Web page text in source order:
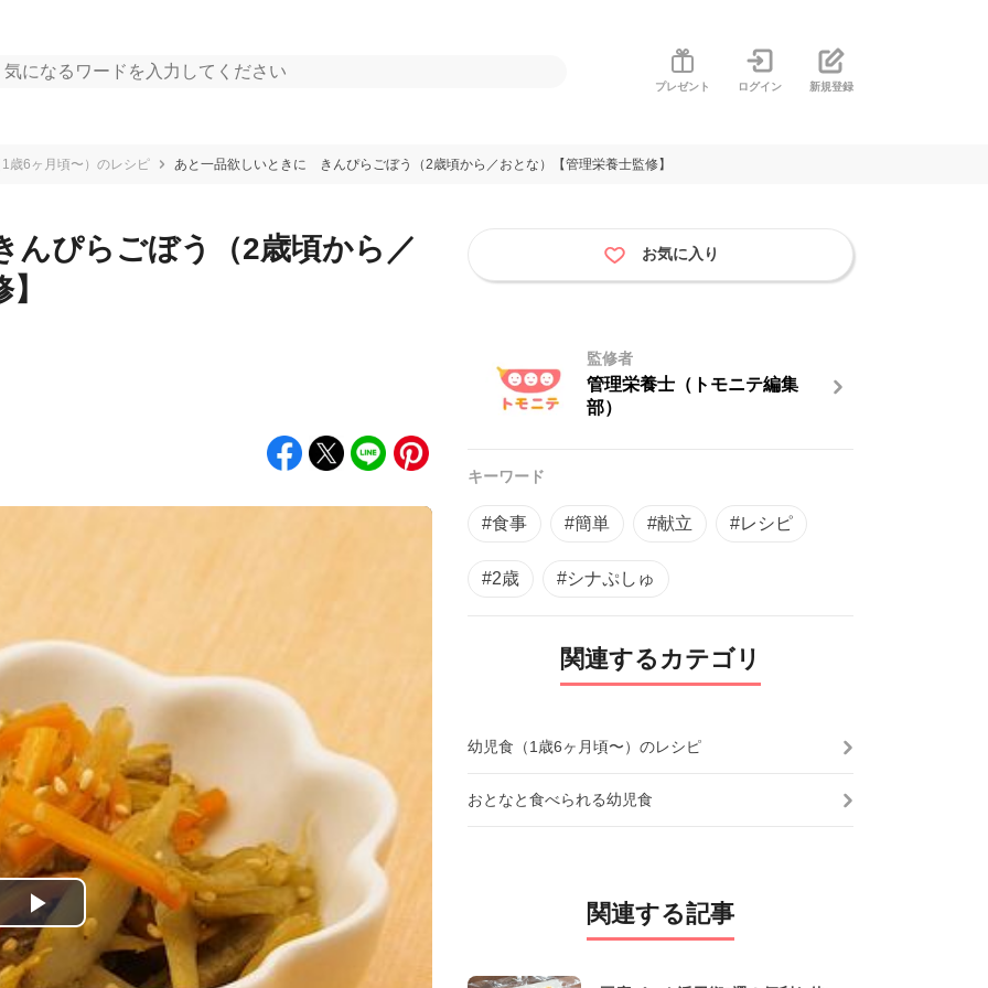
プレゼント ログイン 新規登録
歳6ヶ月頃〜）のレシピ あと一品欲しいときに きんぴらごぼう（2歳頃から／おとな）【管理栄養士監修】
ぴらごぼう（2歳頃から／
P
l
お気に入り
監修者
管理栄養士（トモニテ編集
部）
キーワード
#食事 #簡単 #献立 #レシピ
#2歳 #シナぷしゅ
関連するカテゴリ
幼児食（1歳6ヶ月頃〜）のレシピ
おとなと食べられる幼児食
関連する記事